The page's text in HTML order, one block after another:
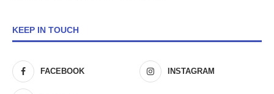
KEEP IN TOUCH
FACEBOOK INSTAGRAM